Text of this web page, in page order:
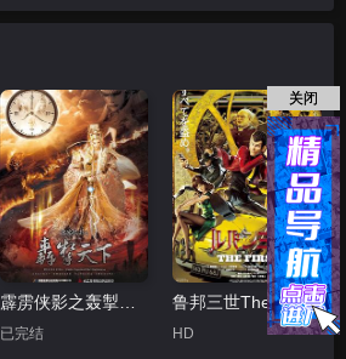
霹雳侠影之轰掣天下
已完结
鲁邦三世TheFirst
HD
关闭